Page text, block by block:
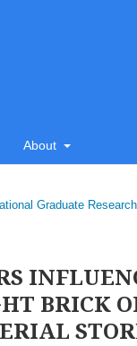
About
Graduate
BRICK